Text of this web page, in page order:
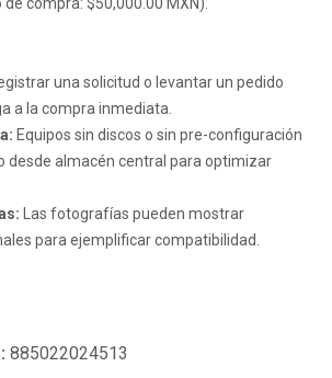
una solicitud o levantar un pedido
a la compra inmediata.
Equipos sin discos o sin pre-configuración
desde almacén central para optimizar
Las fotografías pueden mostrar
para ejemplificar compatibilidad.
885022024513